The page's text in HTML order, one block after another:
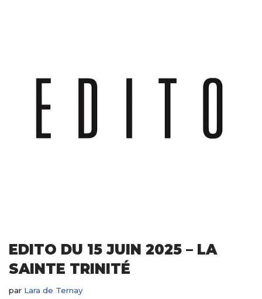
EDITO DU 15 JUIN 2025 – LA
SAINTE TRINITÉ
par Lara de Ternay